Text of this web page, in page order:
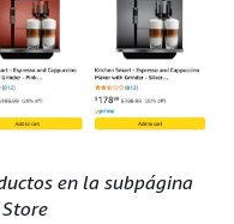
en la subpágina